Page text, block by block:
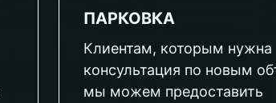
ПАРКОВКА
Клиентам, которым нужна
консультация по новым
мы можем предоставить